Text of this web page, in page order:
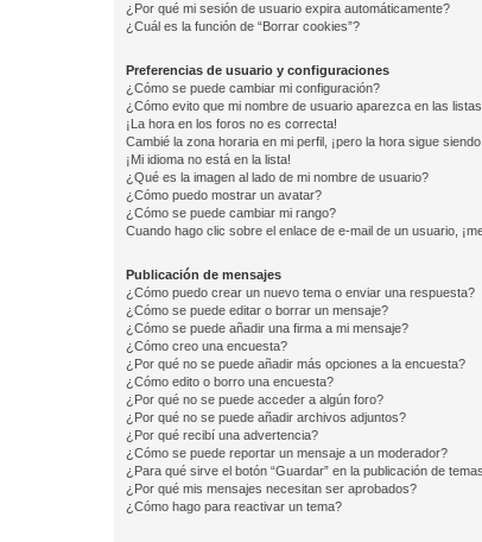
¿Por qué mi sesión de usuario expira automáticamente?
¿Cuál es la función de “Borrar cookies”?
Preferencias de usuario y configuraciones
¿Cómo se puede cambiar mi configuración?
¿Cómo evito que mi nombre de usuario aparezca en las
¡La hora en los foros no es correcta!
Cambié la zona horaria en mi perfil, ¡pero la hora sigue
¡Mi idioma no está en la lista!
¿Qué es la imagen al lado de mi nombre de usuario?
¿Cómo puedo mostrar un avatar?
¿Cómo se puede cambiar mi rango?
Cuando hago clic sobre el enlace de e-mail de un usuario,
Publicación de mensajes
¿Cómo puedo crear un nuevo tema o enviar una respuesta?
¿Cómo se puede editar o borrar un mensaje?
¿Cómo se puede añadir una firma a mi mensaje?
¿Cómo creo una encuesta?
¿Por qué no se puede añadir más opciones a la encuesta?
¿Cómo edito o borro una encuesta?
¿Por qué no se puede acceder a algún foro?
¿Por qué no se puede añadir archivos adjuntos?
¿Por qué recibí una advertencia?
¿Cómo se puede reportar un mensaje a un moderador?
¿Para qué sirve el botón “Guardar” en la publicación de
¿Por qué mis mensajes necesitan ser aprobados?
¿Cómo hago para reactivar un tema?